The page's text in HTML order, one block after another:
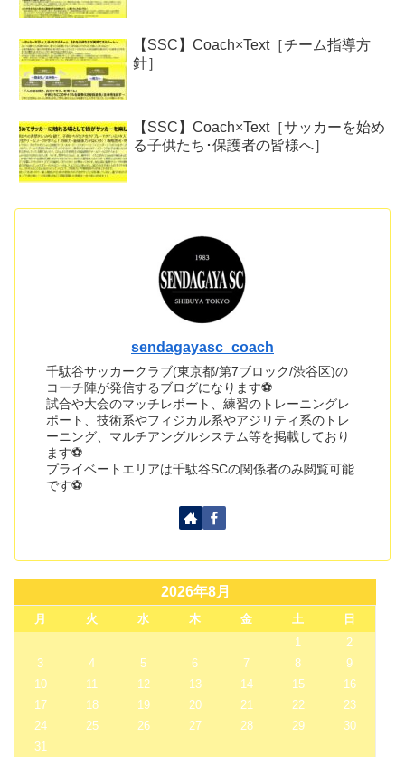
【SSC】Coach×Text［チーム指導方
針］
【SSC】Coach×Text［サッカーを始め
る子供たち･保護者の皆様へ］
sendagayasc_coach
千駄谷サッカークラブ(東京都/第7ブロック/渋谷区)の
コーチ陣が発信するブログになります⚽
試合や大会のマッチレポート、練習のトレーニングレ
ポート、技術系やフィジカル系やアジリティ系のトレ
ーニング、マルチアングルシステム等を掲載しており
ます⚽
プライベートエリアは千駄谷SCの関係者のみ閲覧可能
です⚽
2026年8月
月 火 水 木 金 土
日
1
2
3
4 5 6 7 8
9
10
11 12 13 14 15
16
17
18 19 20 21 22
23
24
25 26 27 28 29
30
31